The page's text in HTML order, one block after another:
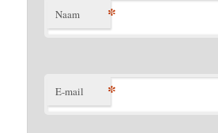
Naam *
E-mail *